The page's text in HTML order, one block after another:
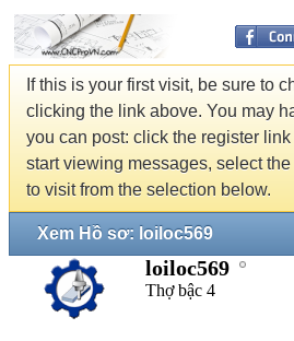
If this is your first visit, be sure to
clicking the link above. You may
you can post: click the register
start viewing messages, select
to visit from the selection below.
Xem Hồ sơ: loiloc569
loiloc569
Thợ bậc 4